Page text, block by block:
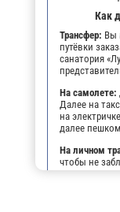
Как
Трансфер: Вы
путёвки
санатория
На самолете:
Далее на
на
далее
На личном
чтобы не